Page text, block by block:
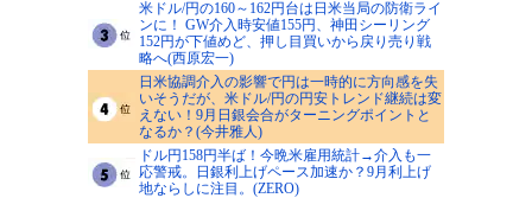
米ドル/円の160～162円台は日米当局の防衛ライ
ンに！ GW介入時安値155円、神田シーリング
152円が下値めど、押し目買いから戻り売り戦
略へ(西原宏一)
日米協調介入の影響で円は一時的に方向感を失
いそうだが、米ドル/円の円安トレンド継続は変
えない！9月日銀会合がターニングポイントと
なるか？(今井雅人)
ドル円158円半ば！今晩米雇用統計→介入も一
応警戒。日銀利上げペース加速か？9月利上げ
地ならしに注目。(ZERO)